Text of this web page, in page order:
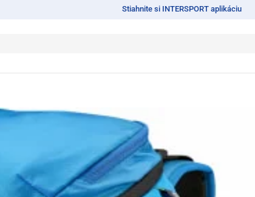
Stiahnite si INTERSPORT aplikáciu